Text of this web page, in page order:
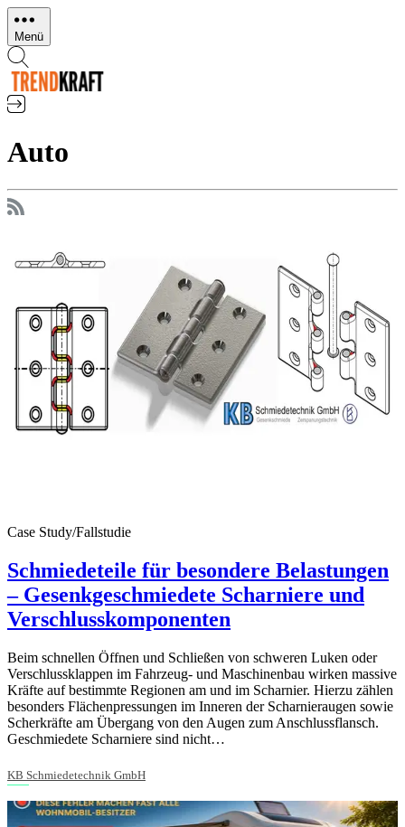
Direkt
zum
Inhalt
Menü
Auto
Case Study/Fallstudie
Schmiedeteile für besondere Belastungen
– Gesenkgeschmiedete Scharniere und
Verschlusskomponenten
Beim schnellen Öffnen und Schließen von schweren Luken oder
Verschlussklappen im Fahrzeug- und Maschinenbau wirken massive
Kräfte auf bestimmte Regionen am und im Scharnier. Hierzu zählen
besonders Flächenpressungen im Inneren der Scharnieraugen sowie
Scherkräfte am Übergang von den Augen zum Anschlussflansch.
Geschmiedete Scharniere sind nicht…
KB Schmiedetechnik GmbH